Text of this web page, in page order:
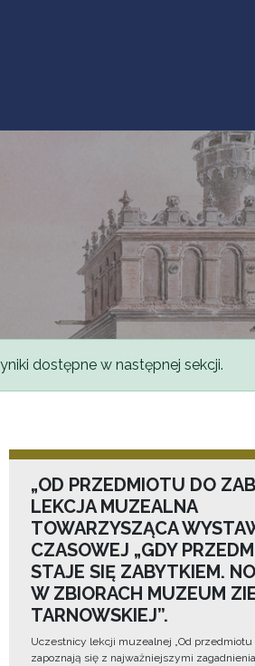
dostępne w następnej sekcji.
„OD PRZEDMIOTU DO
LEKCJA MUZEALNA
TOWARZYSZĄCA
CZASOWEJ „GDY
STAJE SIĘ ZABYTKIEM.
W ZBIORACH MUZEUM
TARNOWSKIEJ”.
Uczestnicy lekcji muzealnej „Od przedmiotu
zapoznają się z najważniejszymi